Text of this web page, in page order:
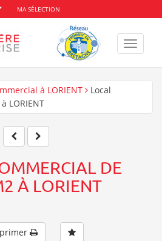
MA SÉLECTION
Toggle
à LORIENT
Local
LORIENT
DE
À LORIENT